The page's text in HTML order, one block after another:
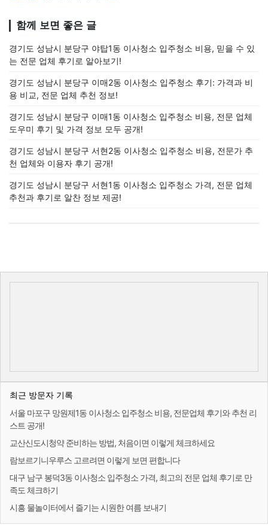
함께 보면 좋은 글
경기도 성남시 분당구 야탑1동 이사청소 입주청소 비용, 믿을 수 있
는 전문 업체 후기로 알아보기!
경기도 성남시 분당구 이매2동 이사청소 입주청소 후기: 가격과 비
용 비교, 전문 업체 추천 정보!
경기도 성남시 분당구 이매1동 이사청소 입주청소 비용, 전문 업체
도우미 후기 및 가격 정보 모두 공개!
경기도 성남시 분당구 서현2동 이사청소 입주청소 비용, 전문가 추
천 업체와 이용자 후기 공개!
경기도 성남시 분당구 서현1동 이사청소 입주청소 가격, 전문 업체
추천과 후기로 알찬 정보 제공!
최근 방문자 기록
서울 마포구 망원제1동 이사청소 입주청소 비용, 전문업체 후기와 추천 리
스트 공개!
교산신도시청약 준비하는 방법, 처음이면 이렇게 체크하세요
람보르기니우루스 고르려면 이렇게 보면 편합니다
대구 남구 봉덕3동 이사청소 입주청소 가격, 최고의 전문 업체 후기로 만
족도 체크하기
시흥 물놀이터에서 즐기는 시원한 여름 보내기